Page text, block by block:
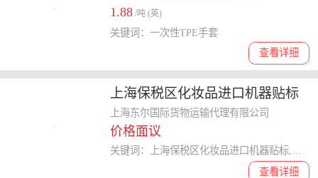
1.88 /吨 (英)
查看详细
关键词：一次性TPE手套
上海保税区化妆品进口机器贴标
值得信赖 上海东尔**货物运输供
应
上海东尔国际货物运输代理有限公司
价格面议
查看详细